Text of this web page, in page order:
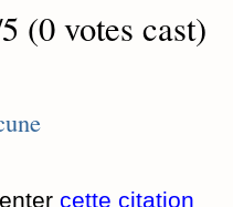
(0 votes cast)
cette citation